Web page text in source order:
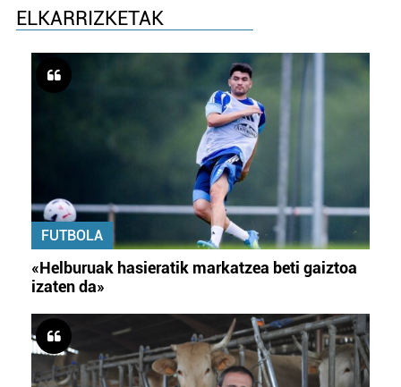
ELKARRIZKETAK
FUTBOLA
«Helburuak hasieratik markatzea beti gaiztoa
izaten da»